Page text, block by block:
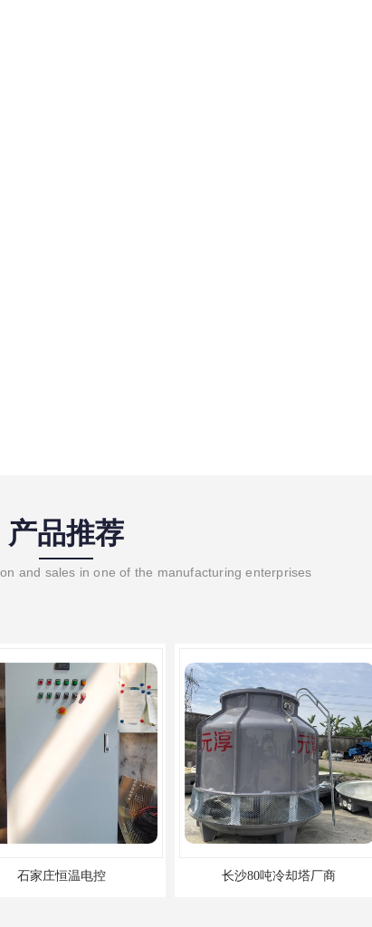
产品推荐
and sales in one of the manufacturing enterprises
石家庄恒温电控 长沙80吨冷却塔厂商